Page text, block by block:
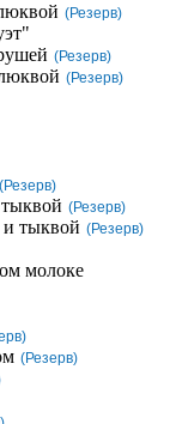
(Резерв)
(Резерв)
(Резерв)
(Резерв)
(Резерв)
тыквой (Резерв)
молоке
(Резерв)